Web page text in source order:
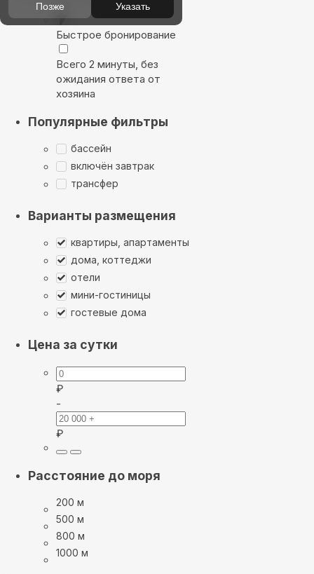
Быстрое бронирование
Всего 2 минуты, без
ожидания ответа от
хозяина
Популярные фильтры
бассейн
включён завтрак
трансфер
Варианты размещения
квартиры, апартаменты
дома, коттеджи
отели
мини-гостиницы
гостевые дома
Цена за сутки
₽
-
₽
Расстояние до моря
200 м
500 м
800 м
1000 м
Позже Указать